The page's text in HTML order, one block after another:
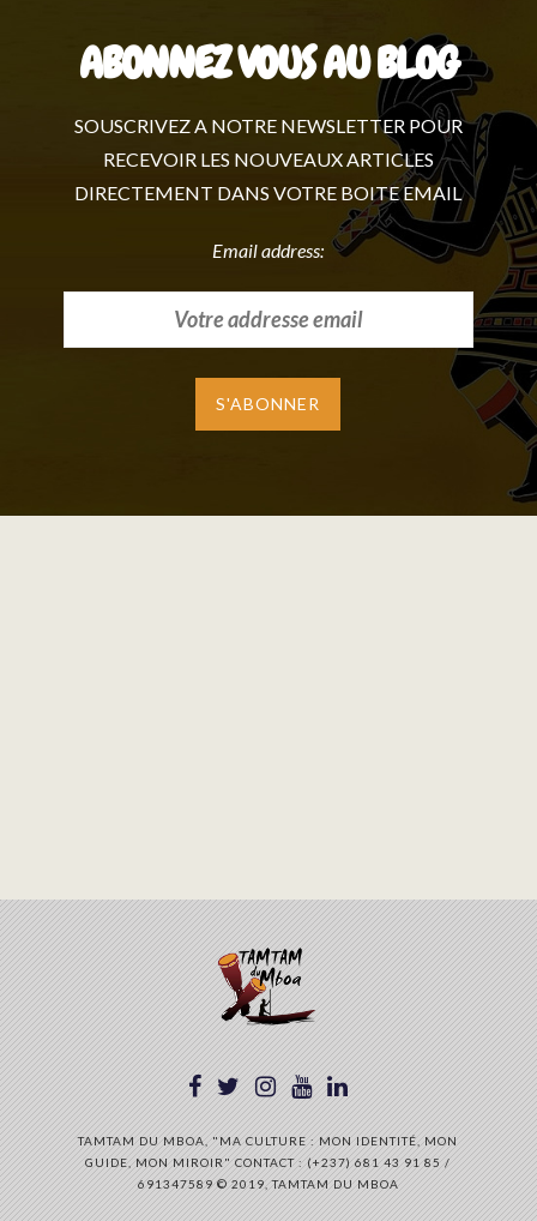
ABONNEZ VOUS AU BLOG
SOUSCRIVEZ A NOTRE NEWSLETTER POUR
RECEVOIR LES NOUVEAUX ARTICLES
DIRECTEMENT DANS VOTRE BOITE EMAIL
Email address:
TAMTAM DU MBOA, "MA CULTURE : MON IDENTITÉ, MON
GUIDE, MON MIROIR" CONTACT : (+237) 681 43 91 85 /
691347589 © 2019, TAMTAM DU MBOA